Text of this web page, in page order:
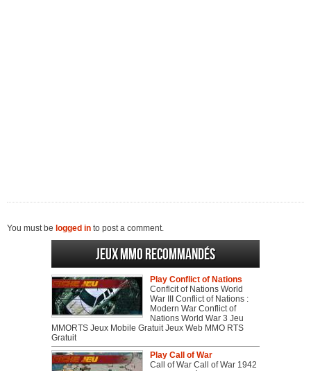
You must be logged in to post a comment.
Jeux MMO recommandés
Play Conflict of Nations
Conflcit of Nations World
War III Conflict of Nations :
Modern War Conflict of
Nations World War 3 Jeu
MMORTS Jeux Mobile Gratuit Jeux Web MMO RTS
Gratuit
Play Call of War
Call of War Call of War 1942